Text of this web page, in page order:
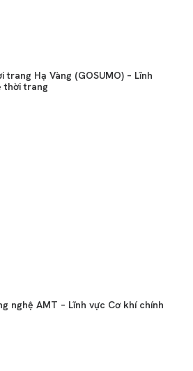
trang Hạ Vàng (GOSUMO) – Lĩnh
thời trang
nghệ AMT – Lĩnh vực Cơ khí chính